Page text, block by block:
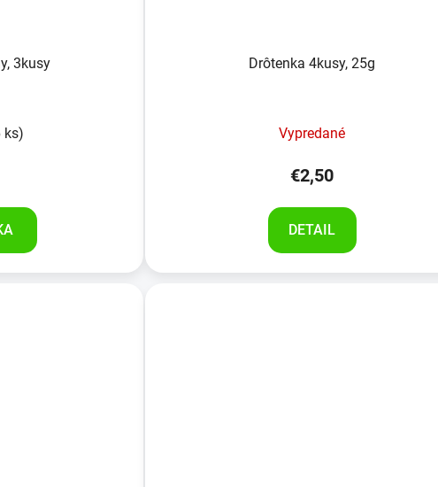
3kusy
ks)
Drôtenka 4kusy, 25g
Vypredané
€2,50
DETAIL